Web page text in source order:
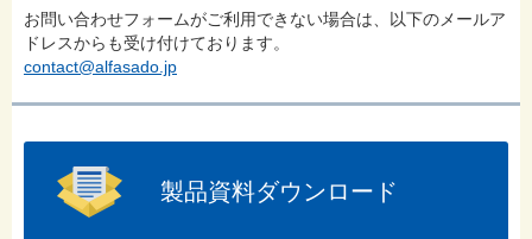
お問い合わせフォームがご利用できない場合は、以下のメールア
ドレスからも受け付けております。
contact@alfasado.jp
製品資料ダウンロード